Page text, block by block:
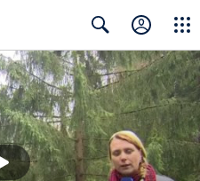
Search Close